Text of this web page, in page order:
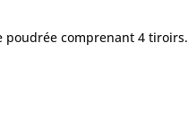
poudrée comprenant 4 tiroirs.